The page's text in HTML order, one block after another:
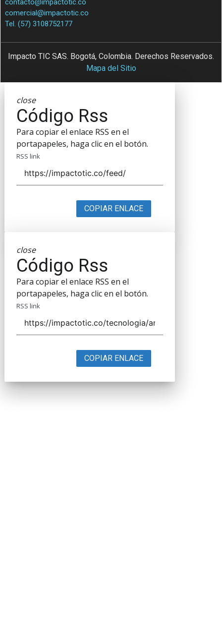
contacto@impactotic.co
comercial@impactotic.co
Tel. (57) 3108752177
Impacto TIC SAS. Bogotá, Colombia. Derechos Reservados.
Mapa del Sitio
close
Código Rss
Para copiar el enlace RSS en el
portapapeles, haga clic en el botón.
RSS link
COPIAR ENLACE
close
Código Rss
Para copiar el enlace RSS en el
portapapeles, haga clic en el botón.
RSS link
COPIAR ENLACE